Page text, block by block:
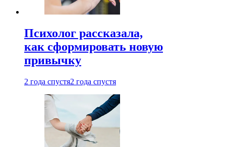
Психолог рассказала,
как сформировать новую
привычку
2 года спустя2 года спустя